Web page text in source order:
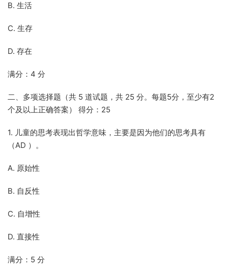
B. 生活
C. 生存
D. 存在
满分：4 分
二、多项选择题（共 5 道试题，共 25 分。每题5分，至少有2
个及以上正确答案） 得分：25
1. 儿童的思考表现出哲学意味，主要是因为他们的思考具有
（AD ）。
A. 原始性
B. 自反性
C. 自增性
D. 直接性
满分：5 分